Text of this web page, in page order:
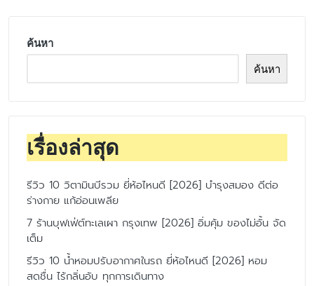
ค้นหา
ค้นหา
เรื่องล่าสุด
รีวิว 10 วิตามินบีรวม ยี่ห้อไหนดี [2026] บำรุงสมอง ดีต่อ
ร่างกาย แก้อ่อนเพลีย
7 ร้านบุฟเฟ่ต์ทะเลเผา กรุงเทพ [2026] อิ่มคุ้ม ของไม่อั้น จัด
เต็ม
รีวิว 10 น้ำหอมปรับอากาศในรถ ยี่ห้อไหนดี [2026] หอม
สดชื่น ไร้กลิ่นอับ ทุกการเดินทาง